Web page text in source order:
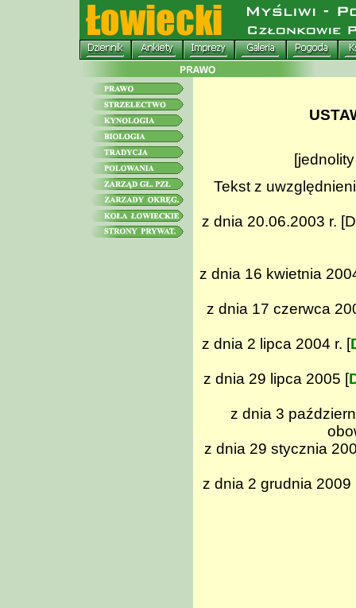
Tekst z
z dnia 20.06.2003 r.
z dnia 16 kwietnia
z dnia 17 czerwca
z dnia 2 lipca 2004 r. [
z dnia 29 lipca 2005 [
z dnia 3
z dnia 29 stycznia
z dnia 2 grudnia 2009